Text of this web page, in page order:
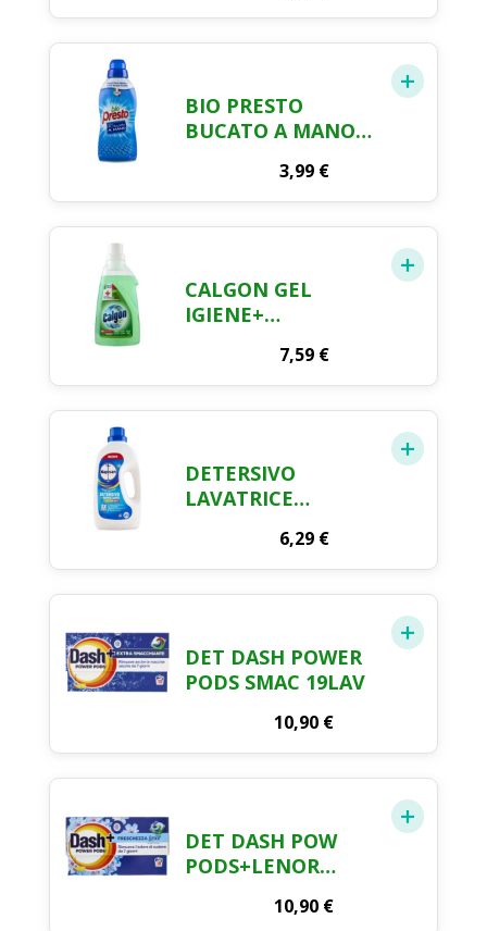
BIO PRESTO
BUCATO A MANO
3,99 €
CALGON GEL
IGIENE+
DISINFETTANTE
750 ML
7,59 €
DETERSIVO
LAVATRICE
6,29 €
DET DASH POWER
PODS SMAC 19LAV
10,90 €
DET DASH POW
PODS+LENOR
10,90 €